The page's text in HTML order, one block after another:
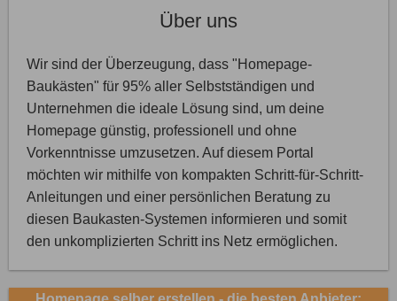
Über uns
Wir sind der Überzeugung, dass "Homepage-
Baukästen" für 95% aller Selbstständigen und
Unternehmen die ideale Lösung sind, um deine
Homepage günstig, professionell und ohne
Vorkenntnisse umzusetzen. Auf diesem Portal
möchten wir mithilfe von kompakten Schritt-für-Schritt-
Anleitungen und einer persönlichen Beratung zu
diesen Baukasten-Systemen informieren und somit
den unkomplizierten Schritt ins Netz ermöglichen.